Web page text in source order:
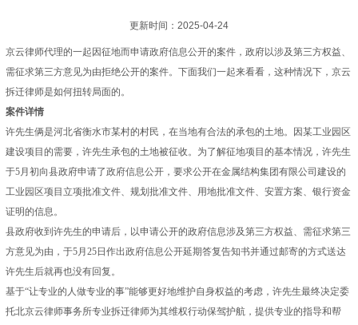
更新时间：2025-04-24
京云律师代理的一起因征地而申请政府信息公开的案件，政府以涉及第三方权益、
需征求第三方意见为由拒绝公开的案件。下面我们一起来看看，这种情况下，京云
拆迁律师是如何扭转局面的。
案件详情
许先生俩是河北省衡水市某村的村民，在当地有合法的承包的土地。因某工业园区
建设项目的需要，许先生承包的土地被征收。为了解征地项目的基本情况，许先生
于5月初向县政府申请了政府信息公开，要求公开在金属结构集团有限公司建设的
工业园区项目立项批准文件、规划批准文件、用地批准文件、安置方案、银行资金
证明的信息。
县政府收到许先生的申请后，以申请公开的政府信息涉及第三方权益、需征求第三
方意见为由，于5月25日作出政府信息公开延期答复告知书并通过邮寄的方式送达
许先生后就再也没有回复。
基于“让专业的人做专业的事”能够更好地维护自身权益的考虑，许先生最终决定委
托北京云律师事务所专业拆迁律师为其维权行动保驾护航，提供专业的指导和帮